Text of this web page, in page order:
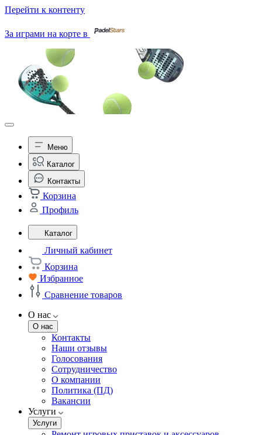
Перейти к контенту
За играми на корте в
Меню
Каталог
Контакты
Корзина
Профиль
Каталог
Личный кабинет
Корзина
Избранное
Сравнение товаров
О нас
О нас
Контакты
Наши отзывы
Голосования
Сотрудничество
О компании
Политика (ПД)
Вакансии
Услуги
Услуги